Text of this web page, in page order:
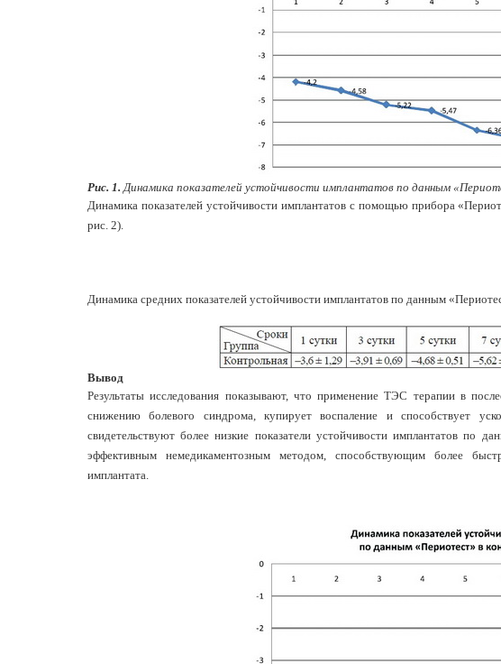
Рис. 1. Динамика показателей устойчивости имплантатов по данным
Динамика показателей устойчивости имплантатов с помощью прибора
рис. 2).
Динамика средних показателей устойчивости имплантатов по данным
Вывод
Результаты исследования показывают, что применение ТЭС терапии в
снижению болевого синдрома, купирует воспаление и способствует
свидетельствуют более низкие показатели устойчивости имплантатов по
эффективным немедикаментозным методом, способствующим более
имплантата.